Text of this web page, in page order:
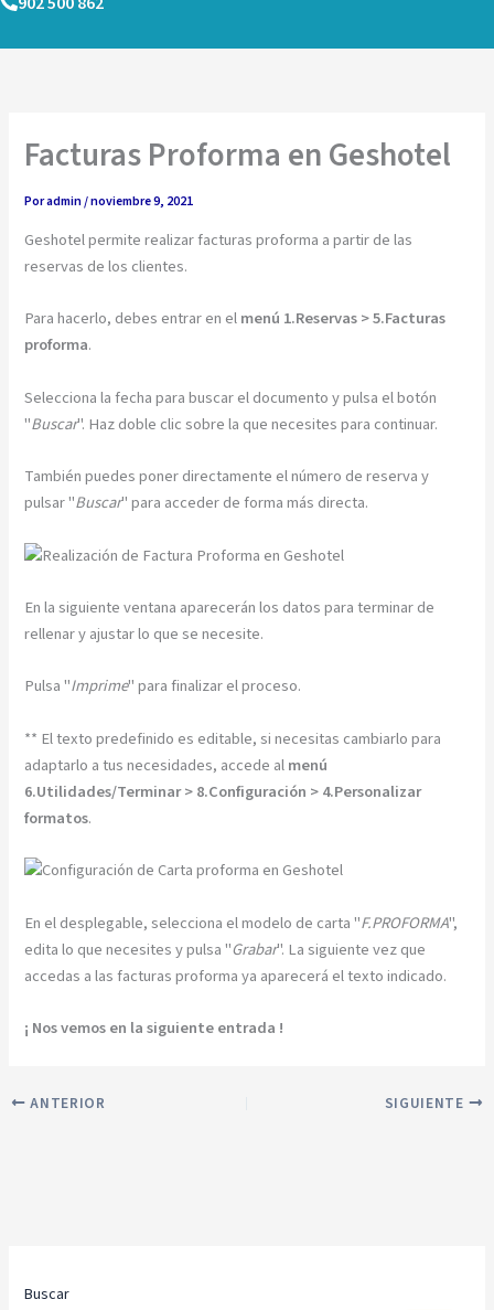
Ir
Facturas Proforma en Geshotel
Poradmin/noviembre 9, 2021
Geshotel permite realizar facturas proforma a partir de las
reservas de los clientes.
Para hacerlo, debes entrar en elmenú 1.Reservas > 5.Facturas
proforma.
Selecciona la fecha para buscar el documento y pulsa el botón
"Buscar". Haz doble clic sobre la que necesites para continuar.
También puedes poner directamente el número de reserva y
pulsar "Buscar" para acceder de forma más directa.
En la siguiente ventana aparecerán los datos para terminar de
rellenar y ajustar lo que se necesite.
Pulsa "Imprime" para finalizar el proceso.
** El texto predefinido es editable, si necesitas cambiarlo para
adaptarlo a tus necesidades, accede almenú
6.Utilidades/Terminar > 8.Configuración > 4.Personalizar
formatos.
En el desplegable, selecciona el modelo de carta "F.PROFORMA",
edita lo que necesites y pulsa "Grabar". La siguiente vez que
accedas a las facturas proforma ya aparecerá el texto indicado.
¡ Nos vemos en la siguiente entrada !
ANTERIOR SIGUIENTE
Buscar